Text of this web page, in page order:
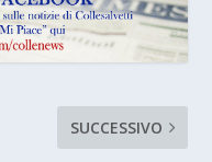
SUCCESSIVO